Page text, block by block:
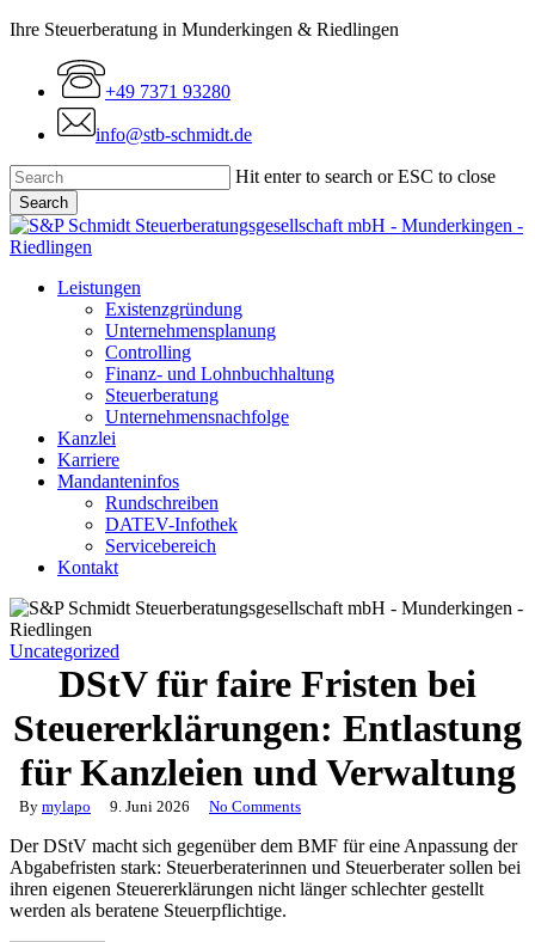
Skip
content
Ihre Steuerberatung in Munderkingen & Riedlingen
+49 7371 93280
info@stb-schmidt.de
Hit enter to search or ESC to close
Search
Close
Search
Menu
Leistungen
Existenzgründung
Unternehmensplanung
Controlling
Finanz- und Lohnbuchhaltung
Steuerberatung
Unternehmensnachfolge
Kanzlei
Karriere
Mandanteninfos
Rundschreiben
DATEV-Infothek
Servicebereich
Kontakt
Uncategorized
DStV für faire Fristen bei
Steuererklärungen: Entlastung
für Kanzleien und Verwaltung
By mylapo 9. Juni 2026 No Comments
Der DStV macht sich gegenüber dem BMF für eine Anpassung der
Abgabefristen stark: Steuerberaterinnen und Steuerberater sollen bei
ihren eigenen Steuererklärungen nicht länger schlechter gestellt
werden als beratene Steuerpflichtige.